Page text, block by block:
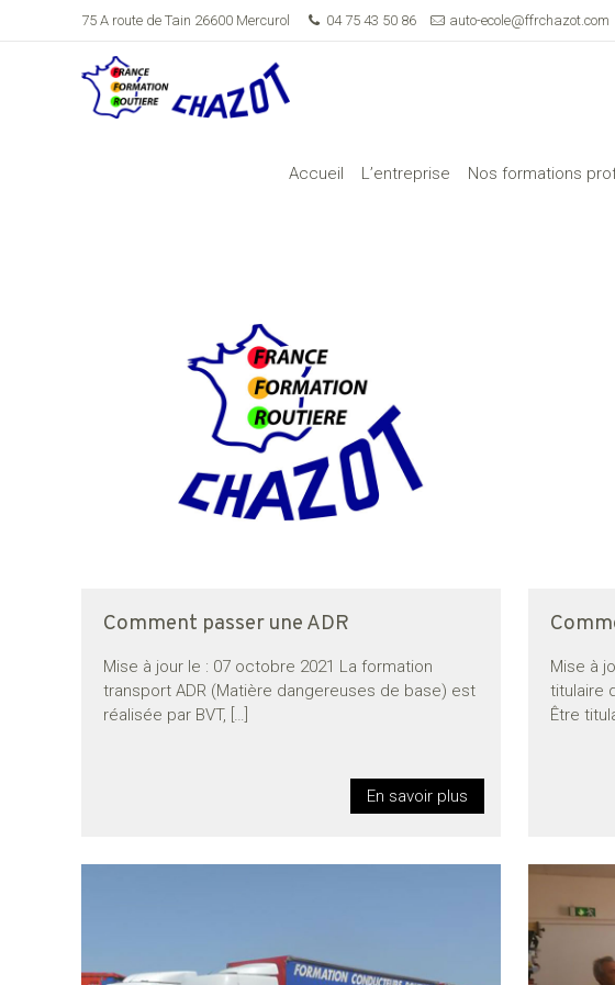
75 A route de Tain 26600 Mercurol 04 75 43 50 86 auto-ecole@ffrchazot.com
Accueil L’entreprise Nos formations
Comment passer une ADR
Mise à jour le : 07 octobre 2021 La formation
transport ADR (Matière dangereuses de base) est
réalisée par BVT, […]
En savoir plus
Mise à
titulaire
Être